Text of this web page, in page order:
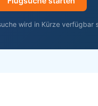
wird in Kürze verfügbar